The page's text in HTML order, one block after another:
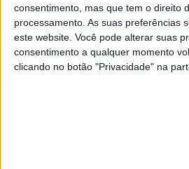
consentimento, mas que tem o direito
processamento. As suas preferências
este website. Você pode alterar suas
consentimento a qualquer momento
clicando no botão "Privacidade" na